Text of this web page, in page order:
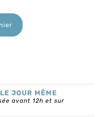
JOUR MÊME
avant 12h et sur